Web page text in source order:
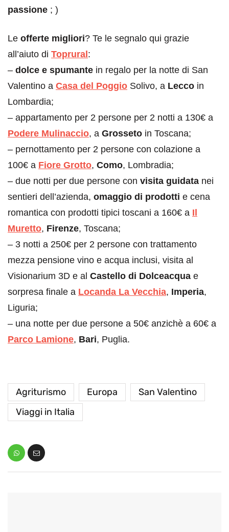
passione ; )
Le offerte migliori? Te le segnalo qui grazie
all’aiuto di Toprural :
– dolce e spumante in regalo per la notte di San
Valentino a Casa del Poggio Solivo, a Lecco in
Lombardia;
– appartamento per 2 persone per 2 notti a 130€ a
Podere Mulinaccio, a Grosseto in Toscana;
– pernottamento per 2 persone con colazione a
100€ a Fiore Grotto, Como, Lombradia;
– due notti per due persone con visita guidata nei
sentieri dell’azienda, omaggio di prodotti e cena
romantica con prodotti tipici toscani a 160€ a Il
Muretto, Firenze, Toscana;
– 3 notti a 250€ per 2 persone con trattamento
mezza pensione vino e acqua inclusi, visita al
Visionarium 3D e al Castello di Dolceacqua e
sorpresa finale a Locanda La Vecchia, Imperia,
Liguria;
– una notte per due persone a 50€ anzichè a 60€ a
Parco Lamione, Bari, Puglia.
Agriturismo Europa
San Valentino
Viaggi in Italia